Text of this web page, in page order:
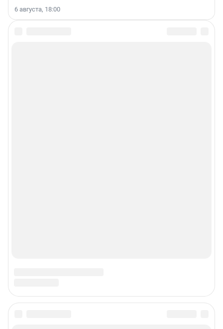
6 августа, 18:00